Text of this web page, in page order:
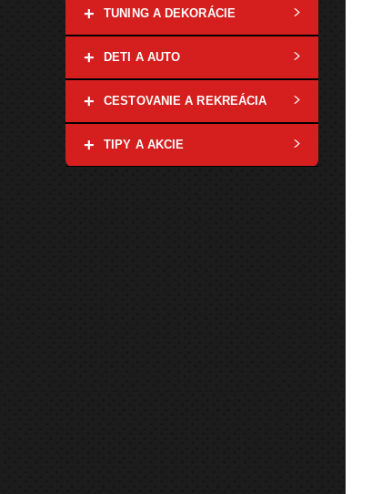
+ TUNING A DEKORÁCIE
+ DETI A AUTO
+ CESTOVANIE A REKREÁCIA
+ TIPY A AKCIE